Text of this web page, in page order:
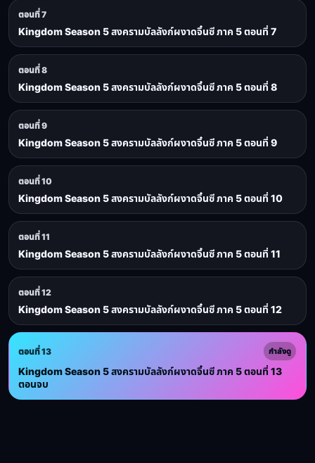
ตอนที่ 7
Kingdom Season 5 สงครามบัลลังก์ผงาดจิ๋นซี ภาค 5 ตอนที่ 7
ตอนที่ 8
Kingdom Season 5 สงครามบัลลังก์ผงาดจิ๋นซี ภาค 5 ตอนที่ 8
ตอนที่ 9
Kingdom Season 5 สงครามบัลลังก์ผงาดจิ๋นซี ภาค 5 ตอนที่ 9
ตอนที่ 10
Kingdom Season 5 สงครามบัลลังก์ผงาดจิ๋นซี ภาค 5 ตอนที่ 10
ตอนที่ 11
Kingdom Season 5 สงครามบัลลังก์ผงาดจิ๋นซี ภาค 5 ตอนที่ 11
ตอนที่ 12
Kingdom Season 5 สงครามบัลลังก์ผงาดจิ๋นซี ภาค 5 ตอนที่ 12
ตอนที่ 13 กำลังดู
Kingdom Season 5 สงครามบัลลังก์ผงาดจิ๋นซี ภาค 5 ตอนที่ 13
ตอนจบ